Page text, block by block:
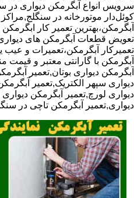
سرویس انواع آبگرمکن دیواری در
کوئل‌دار موتورخانه در
آبگرمکن،بهترین تعمیر کار
تعویض قطعات آبگرمکن های
تعمیرکار آبگرمکن،تعمیرات و
آبگرمکن با گارانتی معتبر و قیمت
آبگرمکن دیواری بوتان,تعمیر
دیواری سپهر الکتریک,تعمیر
دیواری لورچ,تعمیر آبگرمکن دیواری
دیواری,تعمیر آبگرمکن تاچی در